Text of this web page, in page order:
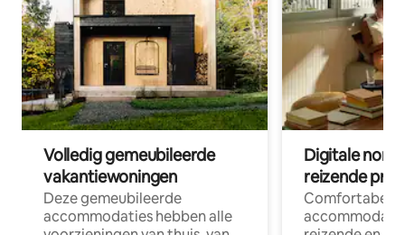
Volledig gemeubileerde
vakantiewoningen
Deze gemeubileerde
accommodaties hebben alle
Digitale
reizende
Comfortabele